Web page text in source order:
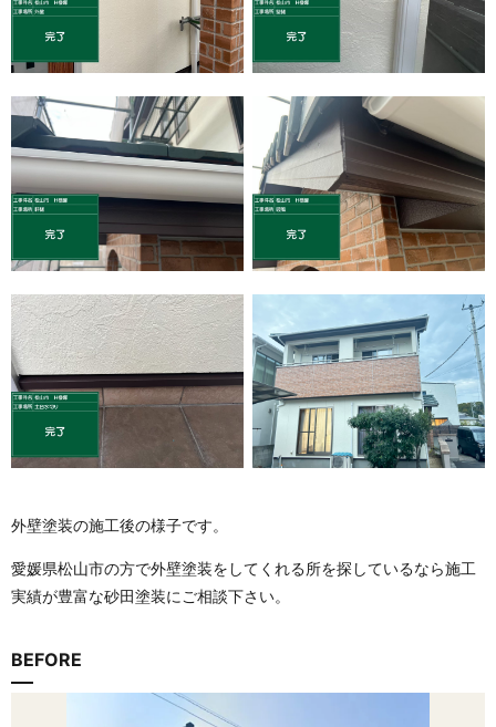
外壁塗装の施工後の様子です。
愛媛県松山市の方で外壁塗装をしてくれる所を探しているなら施工
実績が豊富な砂田塗装にご相談下さい。
BEFORE